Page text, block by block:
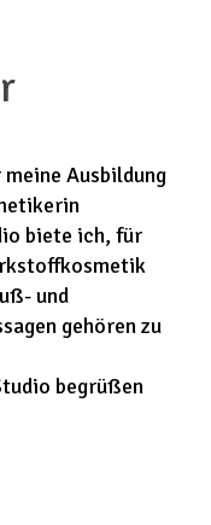
Ausbildung
biete ich, für
und
gehören zu
begrüßen